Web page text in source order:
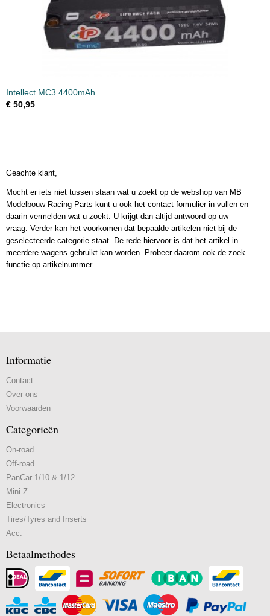
Intellect MC3 4400mAh
€ 50,95
Geachte klant,
Mocht er iets niet tussen staan wat u zoekt op de webshop van MB
Modelbouw Racing Parts kunt u ook het contact formulier in vullen en
daarin vermelden wat u zoekt. U krijgt dan altijd antwoord op uw
vraag. Verder kan het voorkomen dat bepaalde artikelen niet bij de
geselecteerde categorie staat. De rede hiervoor is dat het artikel in
meerdere wagens gebruikt kan worden. Probeer daarom ook de zoek
functie op artikelnummer.
Informatie
Contact
Over ons
Voorwaarden
Categorieën
On-road
Off-road
PanCar 1/10 & 1/12
Mini Z
Electronics
Tires/Tyres and Inserts
Acc.
Betaalmethodes